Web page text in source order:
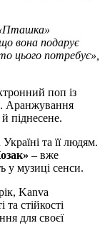
«Пташка»
вона подарує
цього потребує»,
поп із
Аранжування
піднесене.
та її людям.
– вже
у музиці сенси.
Kanva
стійкості
для своєї